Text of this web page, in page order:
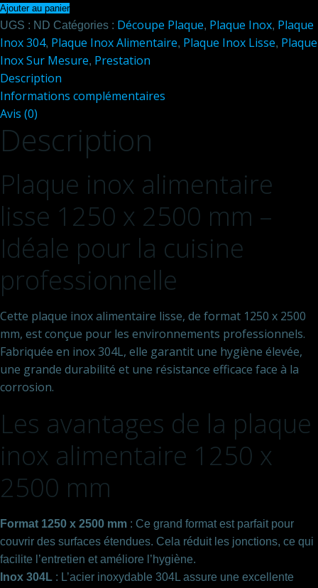
de
Plaque
inox
alimentaire
lisse
1250
x
2500
mm
Epaisseur
Ajouter au panier
UGS : ND Catégories : Découpe Plaque, Plaque Inox, Plaque
Inox 304, Plaque Inox Alimentaire, Plaque Inox Lisse, Plaque
Inox Sur Mesure, Prestation
Description
Informations complémentaires
Avis (0)
Description
Plaque inox alimentaire
lisse 1250 x 2500 mm –
Idéale pour la cuisine
professionnelle
Cette plaque inox alimentaire lisse, de format 1250 x 2500
mm, est conçue pour les environnements professionnels.
Fabriquée en inox 304L, elle garantit une hygiène élevée,
une grande durabilité et une résistance efficace face à la
corrosion.
Les avantages de la plaque
inox alimentaire 1250 x
2500 mm
Format 1250 x 2500 mm : Ce grand format est parfait pour
couvrir des surfaces étendues. Cela réduit les jonctions, ce qui
facilite l’entretien et améliore l’hygiène.
Inox 304L : L’acier inoxydable 304L assure une excellente